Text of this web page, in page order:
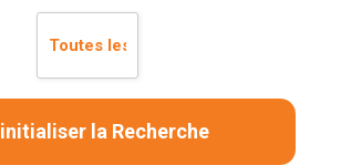
la Recherche